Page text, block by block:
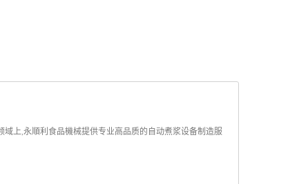
上,永順利食品機械提供专业高品质的自动煮浆设备制造服